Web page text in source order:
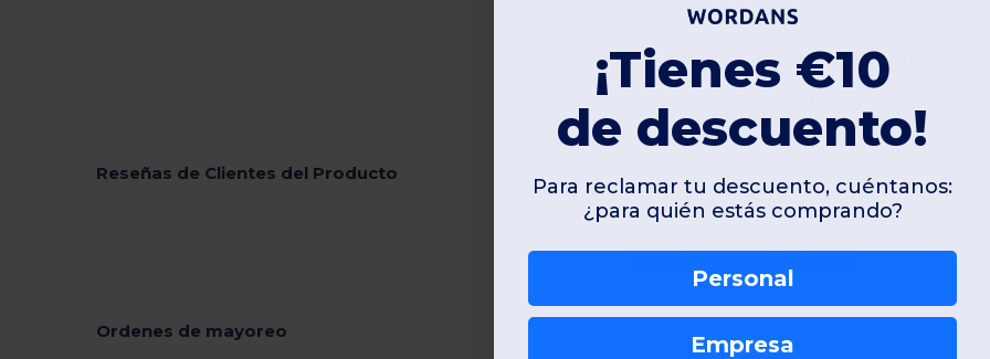
Fabricación: 100%
Colores: Negro, Azul
Reseñas de Clientes del Producto
Añadir un comentario
Ordenes de mayoreo
¡Tienes €10
de descuento!
Para reclamar tu descuento, cuéntanos:
¿para quién estás comprando?
Personal
Empresa